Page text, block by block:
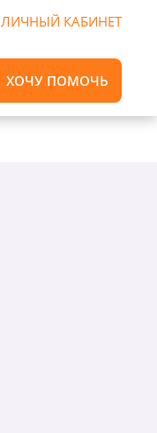
ЛИЧНЫЙ КАБИНЕТ
ХОЧУ ПОМОЧЬ